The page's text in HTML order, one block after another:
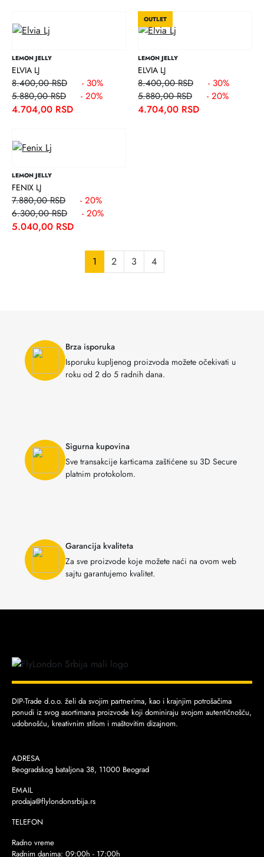
LEMON JELLY
ELVIA LJ
8.400,00 RSD
- 30%
5.880,00 RSD
- 20%
4.704,00 RSD
OUTLET
LEMON JELLY
ELVIA LJ
8.400,00 RSD
- 30%
5.880,00 RSD
- 20%
4.704,00 RSD
LEMON JELLY
FENIX LJ
7.880,00 RSD
- 20%
6.300,00 RSD
- 20%
5.040,00 RSD
1 2 3 4
Brza isporuka
Isporuku kupljenog proizvoda možete očekivati u
roku od 2 do 5 radnih dana.
Sigurna kupovina
Sve transakcije karticama zaštićene su 3D Secure
platnim protokolom.
Garancija kvaliteta
Za sve proizvode koje možete naći na ovom web
sajtu garantujemo kvalitet.
DIP-Trade d.o.o. želi da svojim partnerima, kao i krajnjim potrošačima
ponudi iz svog asortimana proizvode koji dominiraju svojom autentičnošću,
udobnošću, kreativnim stilom i maštovitim dizajnom.
ADRESA
Beogradskog bataljona 38, 11000 Beograd
EMAIL
prodaja@flylondonsrbija.rs
TELEFON
Radno vreme
Radnim danima: 09:00h - 17:00h